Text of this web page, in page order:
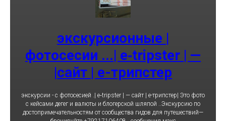
экскурсионные |
фотосесии ...| e‑tripster | —
сайт | е-трипстер|
экскурсии - с фотосесией .| e‑tripster | — сайт | е-трипстер| Это фото
с кейсами дегег и валюты и блогерской шляпой ..Экскурсию по
достопримечательностям от сообщества гидов для путешествий—